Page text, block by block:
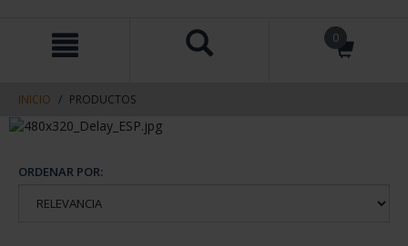
contenido
navegacin
0
INICIO PRODUCTOS
ORDENAR POR: